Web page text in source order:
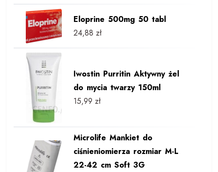
Eloprine 500mg 50 tabl
24,88 zł
Iwostin Purritin Aktywny żel
do mycia twarzy 150ml
15,99 zł
Microlife Mankiet do
ciśnieniomierza rozmiar M-L
22-42 cm Soft 3G